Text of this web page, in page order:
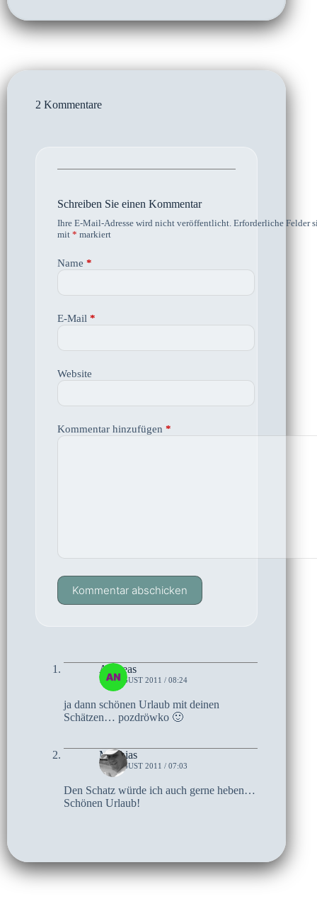
2 Kommentare
Schreiben Sie einen Kommentar
Ihre E-Mail-Adresse wird nicht veröffentlicht. Erforderliche Felder
mit * markiert
Name *
E-Mail *
Website
Kommentar hinzufügen *
Kommentar abschicken
Andreas
12. AUGUST 2011 / 08:24
ja dann schönen Urlaub mit deinen
Schätzen… pozdröwko 🙂
Matthias
12. AUGUST 2011 / 07:03
Den Schatz würde ich auch gerne heben…
Schönen Urlaub!